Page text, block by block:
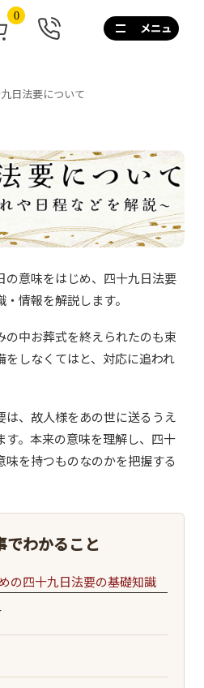
0
0120-
267-
話
10:00~17:00/
土
日
祝
も
営
日法要について
の意味をはじめ、四十九日法要
情報を解説します。
の中お葬式を終えられたのも束
しなくてはと、対応に追われ
、故人様をあの世に送るうえ
す。本来の意味を理解し、四十
を持つものなのかを把握する
でわかること
の四十九日法要の基礎知識